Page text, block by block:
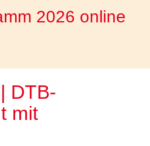
2026 online
DTB-
mit